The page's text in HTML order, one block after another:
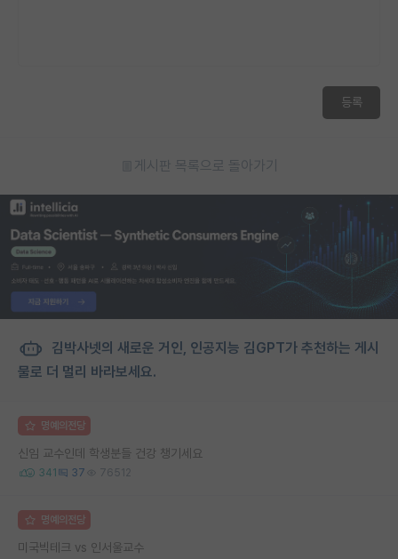
등록
게시판 목록으로 돌아가기
김박사넷의 새로운 거인, 인공지능 김GPT가 추천하는 게시
물로 더 멀리 바라보세요.
명예의전당
신임 교수인데 학생분들 건강 챙기세요
341 37 76512
명예의전당
미국빅테크 vs 인서울교수